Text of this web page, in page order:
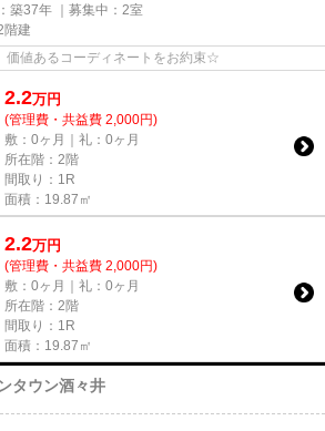
築37年 ｜募集中： 2室
階建
値あるコーディネートをお約束☆
2.2万円
(管理費・共益費 2,000円)
敷：0ヶ月｜礼：0ヶ月
所在階：2階
間取り：1R
面積：19.87㎡
2.2万円
(管理費・共益費 2,000円)
敷：0ヶ月｜礼：0ヶ月
所在階：2階
間取り：1R
面積：19.87㎡
タウン酒々井